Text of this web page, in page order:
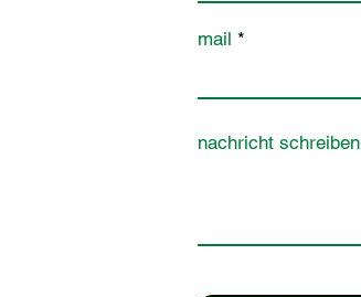
mail
nachricht schreiben